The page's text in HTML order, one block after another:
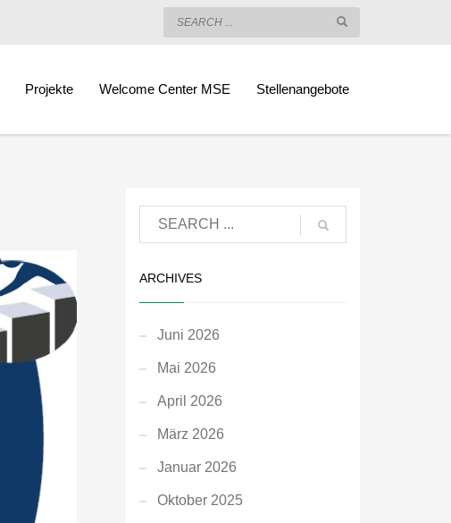
Projekte Welcome Center MSE Stellenangebote
ARCHIVES
Juni 2026
Mai 2026
April 2026
März 2026
Januar 2026
Oktober 2025